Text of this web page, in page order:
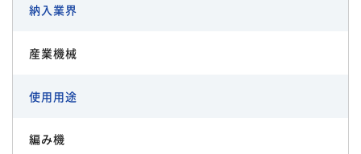
納入業界
産業機械
使用用途
編み機